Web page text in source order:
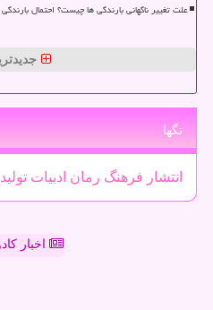
علت تغییر ناگهانی بارندگی ها چیست؟ احتمال
تگها
انتشار فرهنگ رمان ادبیات تولید
اخبار